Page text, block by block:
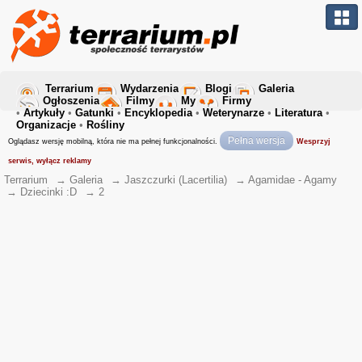
Terrarium Wydarzenia Blogi
Galeria
Ogłoszenia
Filmy My
Firmy
• Artykuły • Gatunki • Encyklopedia• Weterynarze • Literatura•
Organizacje • Rośliny
Oglądasz wersję mobilną, która nie ma pełnej funkcjonalności. Pełna wersja Wesprzyj
serwis, wyłącz reklamy
Terrarium → Galeria → Jaszczurki (Lacertilia) → Agamidae - Agamy
→ Dziecinki :D → 2